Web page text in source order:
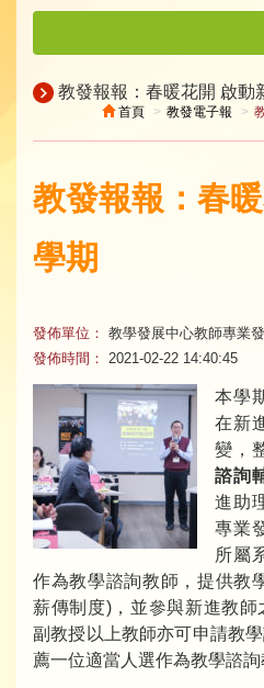
教發報報：春暖花開 啟動
首頁 教發電子報
教發報報：春
學期
發佈單位： 教學發展中心教師專業
發佈時間：
2021-02-22 14:40:45
本學
在新
變，
諮詢
進助
專業
所屬
作為教學諮詢教師，提供教
薪傳制度)，並參與新進教
副教授以上教師亦可申請教
薦一位適當人選作為教學諮詢